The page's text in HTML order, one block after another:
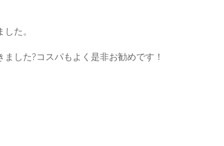
た。
した?コスパもよく是非お勧めです！